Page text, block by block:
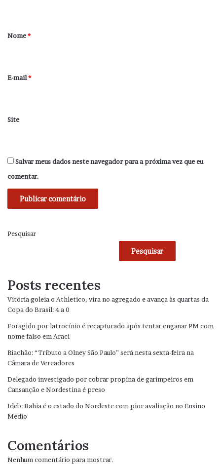
r
*
Nome*
E-mail*
Site
Salvar meus dados neste navegador para a próxima vez que eu
comentar.
Pesquisar
Pesquisar
Posts recentes
Vitória goleia o Athletico, vira no agregado e avança às quartas da
Copa do Brasil: 4 a 0
Foragido por latrocínio é recapturado após tentar enganar PM com
nome falso em Araci
Riachão: “Tributo a Olney São Paulo” será nesta sexta-feira na
Câmara de Vereadores
Delegado investigado por cobrar propina de garimpeiros em
Cansanção e Nordestina é preso
Ideb: Bahia é o estado do Nordeste com pior avaliação no Ensino
Médio
Comentários
Nenhum comentário para mostrar.